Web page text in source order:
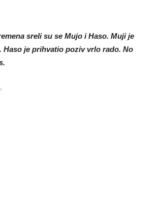
sreli su se Mujo i Haso. Muji je
Haso je prihvatio poziv vrlo rado. No